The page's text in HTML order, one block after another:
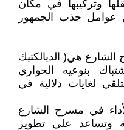
وتركيبها في مكان
عوامل جذب الجمهور
هي( الديالكتيك
بنوعيه الحواري
لغايات دلالية في
في مسرح الشارع
وتساعد علي تطوير